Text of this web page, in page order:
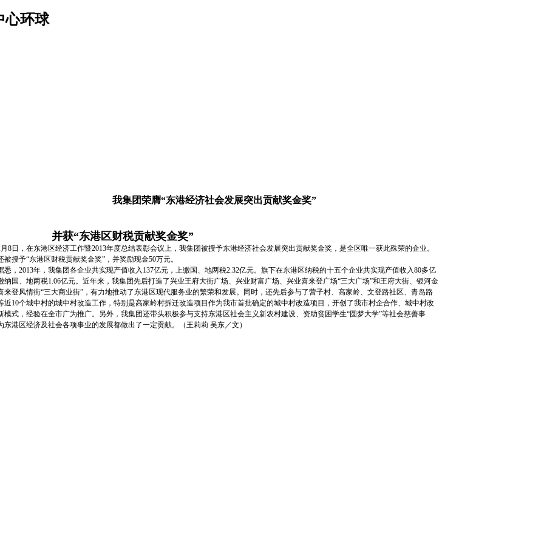
心环球
我集团荣膺“东港经济社会发展突出贡献奖金奖”
并获“东港区财税贡献奖金奖”
日，在东港区经济工作暨2013年度总结表彰会议上，我集团被授予东港经济社会发展突出贡献奖金奖，是全区唯一获此殊荣的企业。
被授予“东港区财税贡献奖金奖”，并奖励现金50万元。
2013年，我集团各企业共实现产值收入137亿元，上缴国、地两税2.32亿元。旗下在东港区纳税的十五个企业共实现产值收入80多亿
纳国、地两税1.06亿元。近年来，我集团先后打造了兴业王府大街广场、兴业财富广场、兴业喜来登广场“三大广场”和王府大街、银河金
来登风情街“三大商业街”，有力地推动了东港区现代服务业的繁荣和发展。同时，还先后参与了营子村、高家岭、文登路社区、青岛路
近10个城中村的城中村改造工作，特别是高家岭村拆迁改造项目作为我市首批确定的城中村改造项目，开创了我市村企合作、城中村改
模式，经验在全市广为推广。另外，我集团还带头积极参与支持东港区社会主义新农村建设、资助贫困学生“圆梦大学”等社会慈善事
东港区经济及社会各项事业的发展都做出了一定贡献。
（王莉莉 吴东／文）